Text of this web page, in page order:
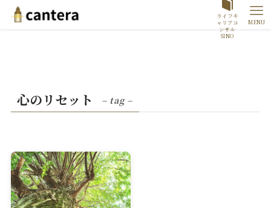
ライフキ
ャリアコ
ンサル
SINO
MENU
心のリセット – tag –